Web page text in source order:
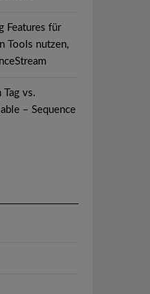
Features für
Tools nutzen,
vs.
– Sequence